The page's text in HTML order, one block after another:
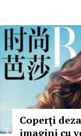
Coperţi
imagini cu